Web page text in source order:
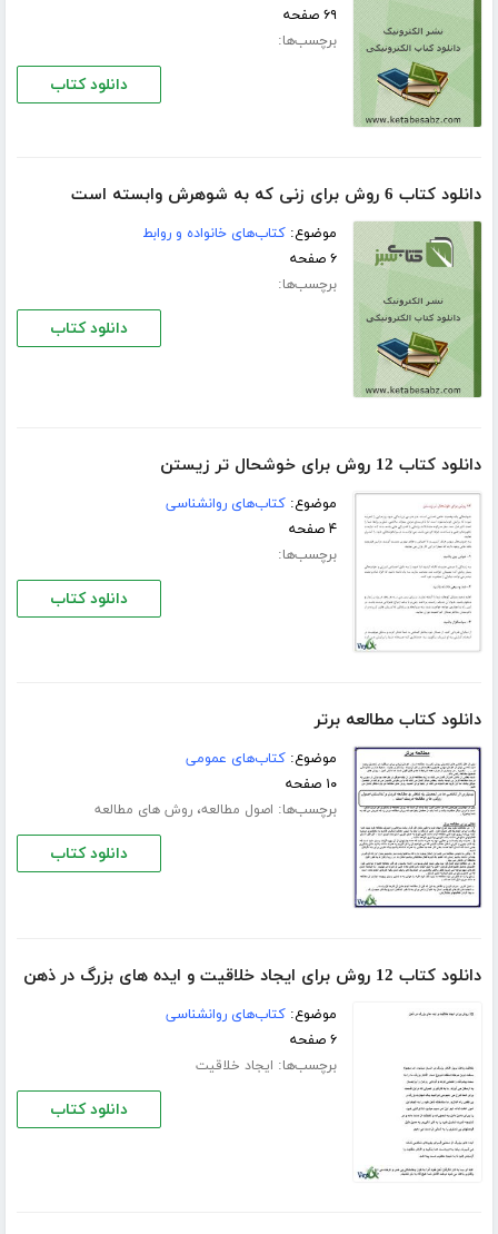
۶۹ صفحه
برچسب‌ها:
دانلود کتاب
دانلود کتاب 6 روش برای زنی که به شوهرش وابسته است
موضوع:کتاب‌های خانواده و روابط
۶ صفحه
برچسب‌ها:
دانلود کتاب
دانلود کتاب 12 روش برای خوشحال تر زیستن
موضوع:کتاب‌های روانشناسی
۴ صفحه
برچسب‌ها:
دانلود کتاب
دانلود کتاب مطالعه برتر
موضوع:کتاب‌های عمومی
۱۰ صفحه
برچسب‌ها: اصول مطالعه،روش های مطالعه
دانلود کتاب
دانلود کتاب 12 روش برای ایجاد خلاقیت و ایده های بزرگ در ذهن
موضوع:کتاب‌های روانشناسی
۶ صفحه
برچسب‌ها: ایجاد خلاقیت
دانلود کتاب